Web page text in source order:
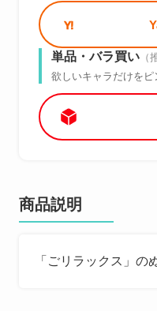
単品・バラ買い （
欲しいキャラだけを
商品説明
「ごリラックス」の